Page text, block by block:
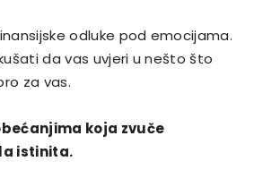
odluke pod emocijama.
da vas uvjeri u nešto što
za vas.
koja zvuče
istinita.